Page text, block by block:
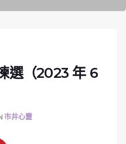
選（2023 年 6
市井心靈